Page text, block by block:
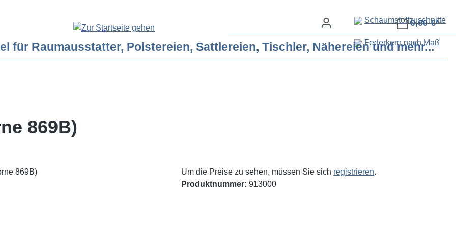
Schaumstoffzuschnitte
Federkern nach Maß
0,00 €*
für Raumausstatter, Polstereien, Sattlereien, Tischler, Nähereien und mehr...
869B)
Um die Preise zu sehen, müssen Sie sich registrieren.
Produktnummer: 913000